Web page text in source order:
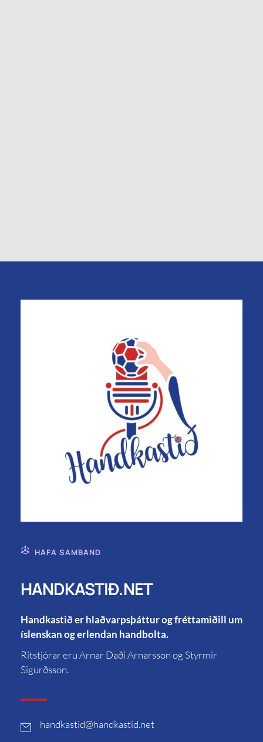
HAFA SAMBAND
HANDKASTIÐ.NET
Handkastið er hlaðvarpsþáttur og fréttamiðill um
íslenskan og erlendan handbolta.
Ritstjórar eru Arnar Daði Arnarsson og Styrmir
Sigurðsson.
handkastid@handkastid.net